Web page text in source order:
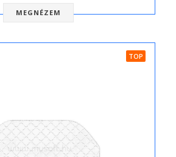
MEGNÉZEM
TOP